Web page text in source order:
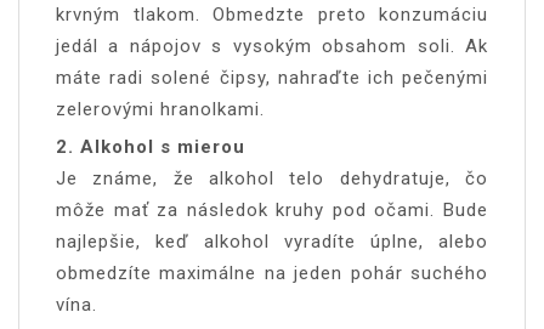
krvným tlakom. Obmedzte preto konzumáciu
jedál a nápojov s vysokým obsahom soli. Ak
máte radi solené čipsy, nahraďte ich pečenými
zelerovými hranolkami.
2. Alkohol s mierou
Je známe, že alkohol telo dehydratuje, čo
môže mať za následok kruhy pod očami. Bude
najlepšie, keď alkohol vyradíte úplne, alebo
obmedzíte maximálne na jeden pohár suchého
vína.